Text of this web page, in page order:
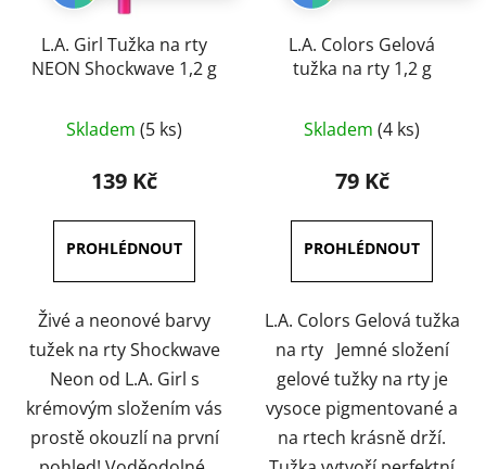
L.A. Girl Tužka na rty
NEON Shockwave 1,2 g
hodnocení
produktu
5,0
z
5
hvězdiček.
Skladem (5 ks)
139 Kč
Živé a neonové barvy
tužek na rty Shockwave
Neon od L.A. Girl s
krémovým složením vás
prostě okouzlí na první
L.A. Colors Gelová
tužka na rty 1,2 g
hodnocení
produktu
5,0
z
5
hvězdiček.
Skladem (4 ks)
79 Kč
L.A. Colors Gelová tužka
na rty Jemné složení
gelové tužky na rty je
vysoce pigmentované a
na rtech krásně drží.